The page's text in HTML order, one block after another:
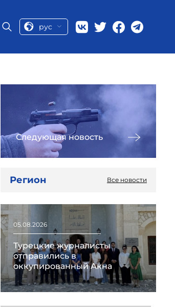
рус
Следующая новость
Регион Все новости
05.08.2026
Турецкие журналисты
отправились в
оккупированный Акна